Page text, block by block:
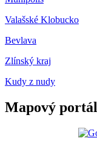
Valašské Klobucko
Bevlava
Zlínský kraj
Kudy z nudy
Mapový portál